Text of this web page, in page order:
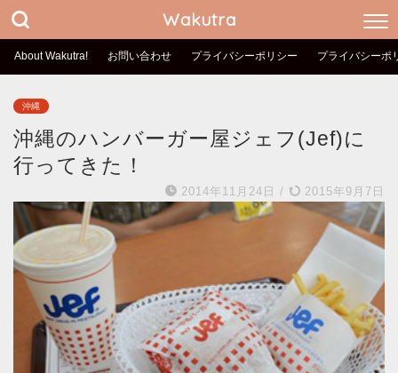
Wakutra
About Wakutra! お問い合わせ プライバシーポリシー プライバシーポ
沖縄
沖縄のハンバーガー屋ジェフ(Jef)に
行ってきた！
2014年11月24日 / 2015年9月7日